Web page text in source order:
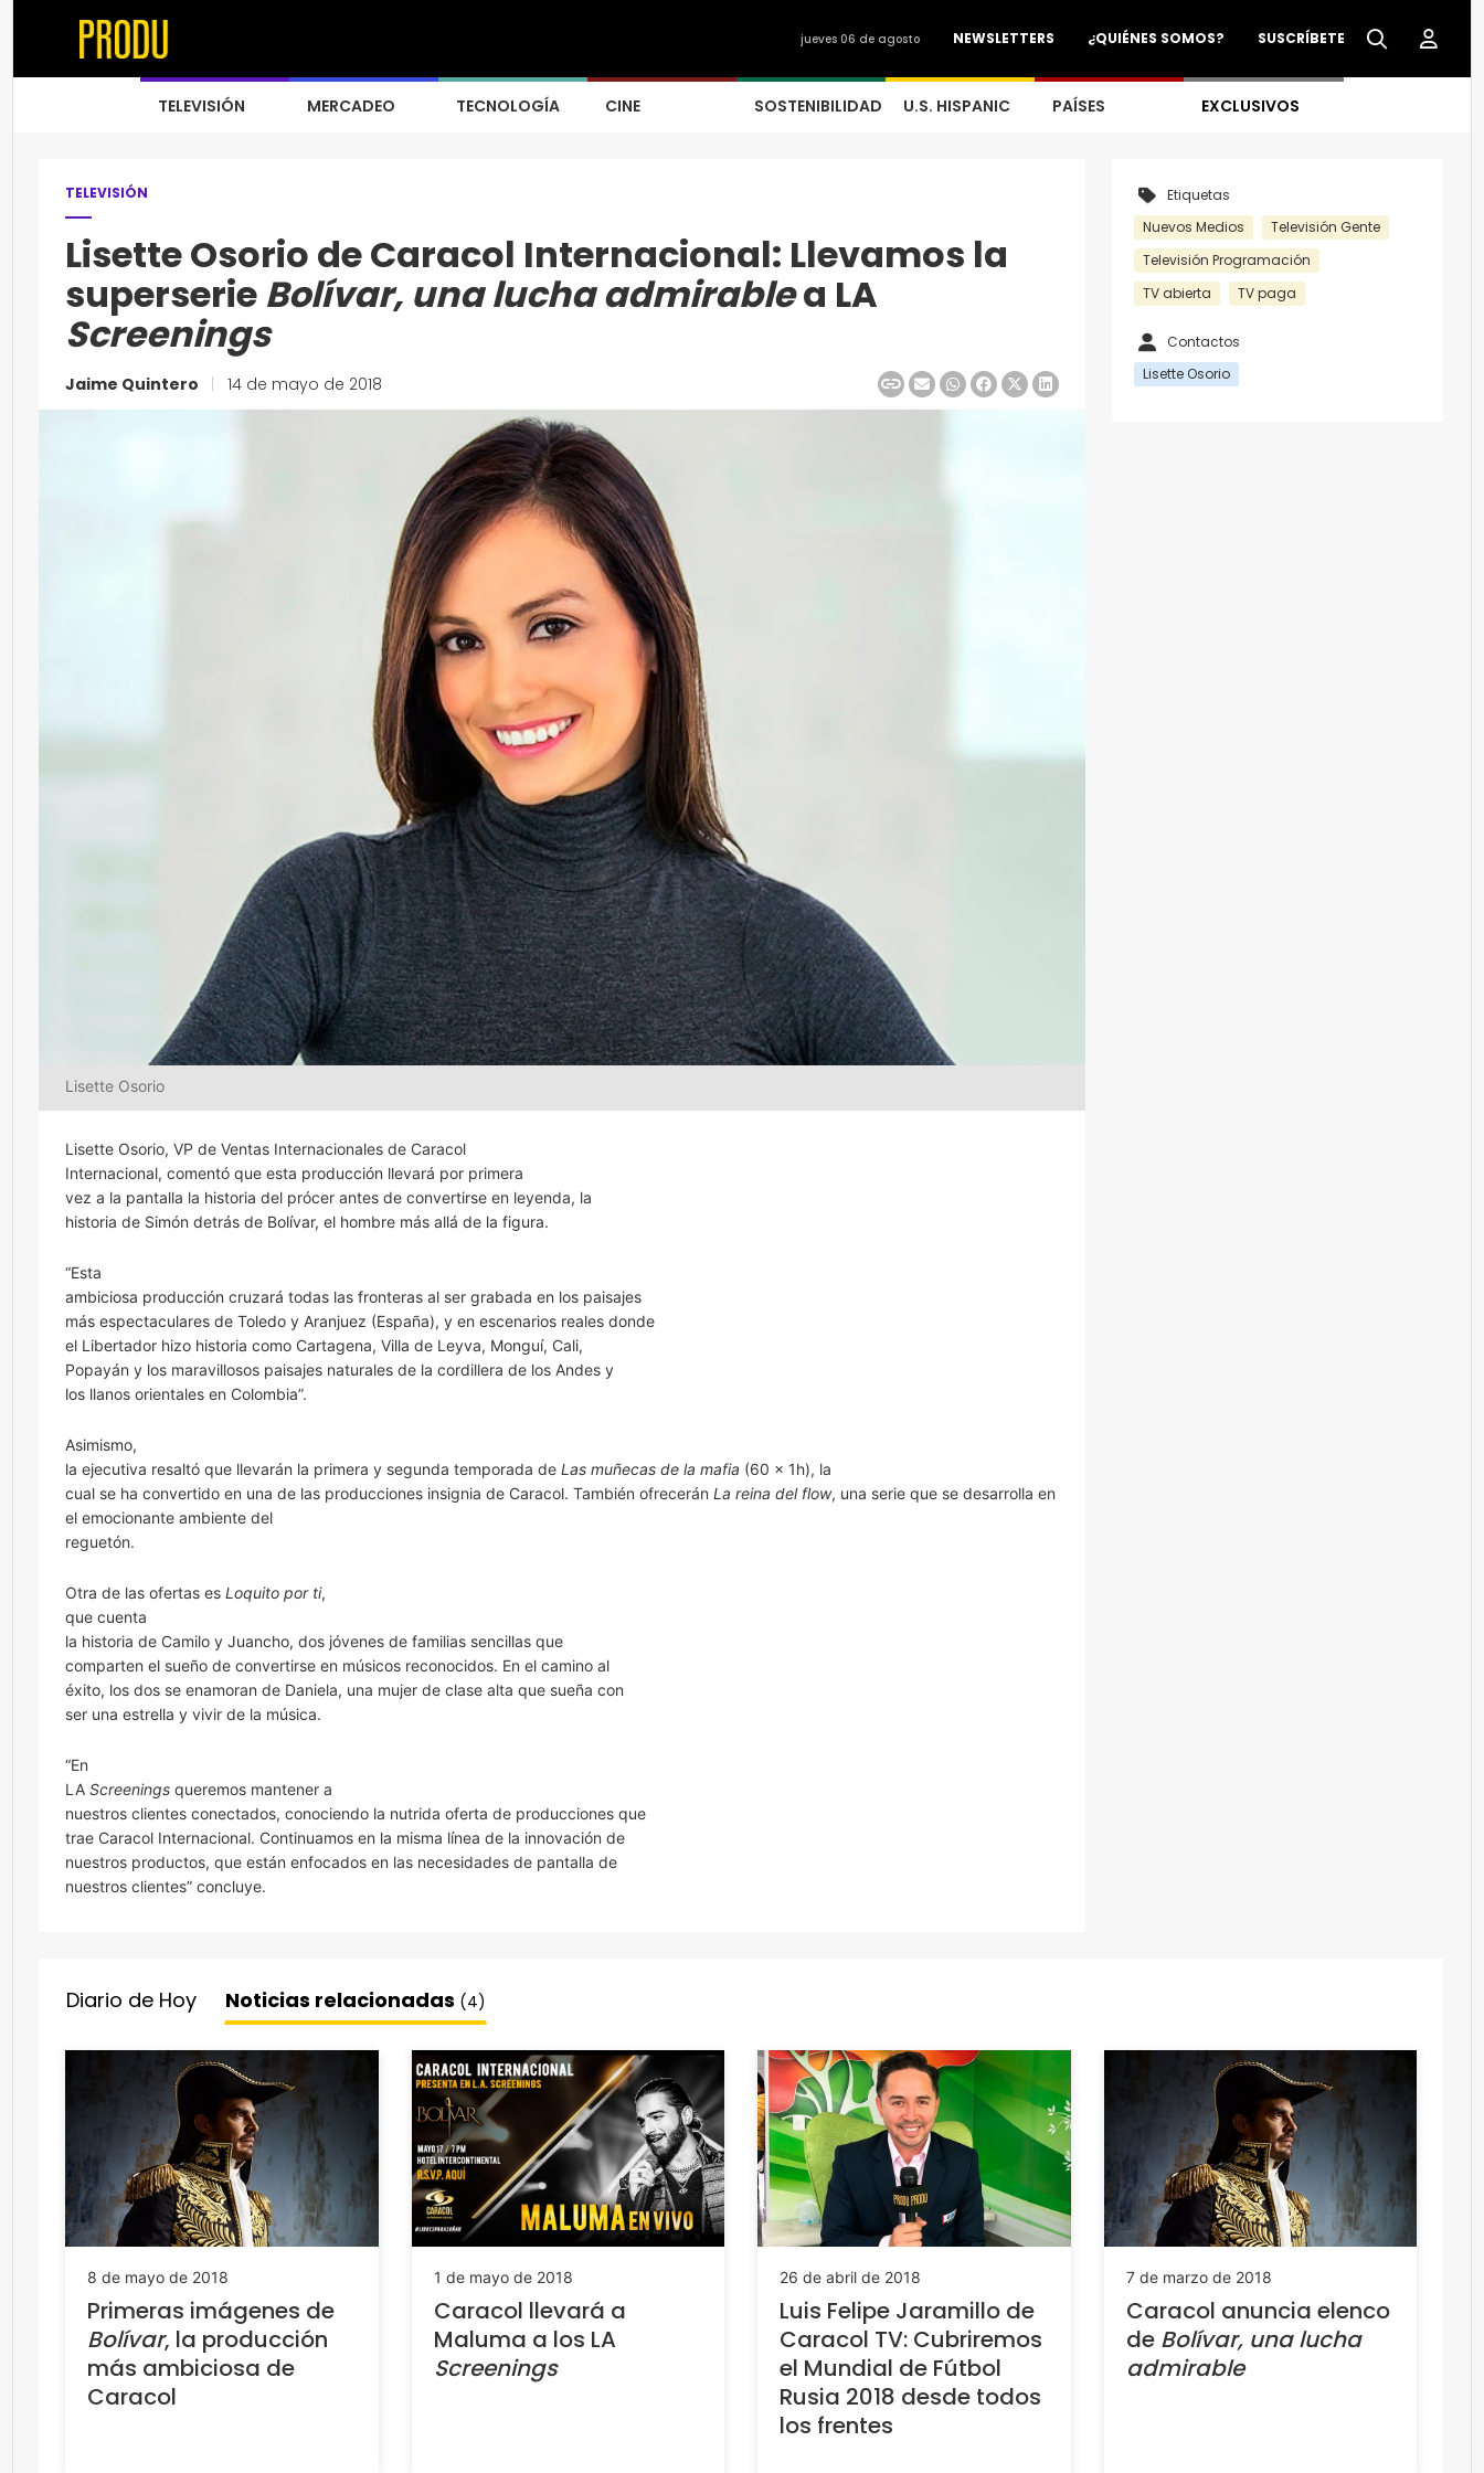
SUSCRÍBETE
¿QUIÉNES SOMOS?
NEWSLETTERS
jueves 06 de agosto
TELEVISIÓN MERCADEO TECNOLOGÍA CINE SOSTENIBILIDAD U.S. HISPANIC PAÍSES EXCLUSIVOS
TELEVISIÓN
Lisette Osorio de Caracol Internacional: Llevamos la
superserie Bolívar, una lucha admirablea LA
Screenings
Jaime Quintero 14 de mayo de 2018
Lisette Osorio
Lisette Osorio, VP de Ventas Internacionales de Caracol
Internacional, comentó que esta producción llevará por primera
vez a la pantalla la historia del prócer antes de convertirse en leyenda, la
historia de Simón detrás de Bolívar, el hombre más allá de la figura.
“Esta
ambiciosa producción cruzará todas las fronteras al ser grabada en los paisajes
más espectaculares de Toledo y Aranjuez (España), y en escenarios reales donde
el Libertador hizo historia como Cartagena, Villa de Leyva, Monguí, Cali,
Popayán y los maravillosos paisajes naturales de la cordillera de los Andes y
los llanos orientales en Colombia”.
Asimismo,
la ejecutiva resaltó que llevarán la primera y segunda temporada de Las muñecas de la mafia (60 x 1h), la
cual se ha convertido en una de las producciones insignia de Caracol. También ofrecerán La reina del flow, una serie que se desarrolla en
el emocionante ambiente del
reguetón.
Otra de las ofertas es Loquito por ti,
que cuenta
la historia de Camilo y Juancho, dos jóvenes de familias sencillas que
comparten el sueño de convertirse en músicos reconocidos. En el camino al
éxito, los dos se enamoran de Daniela, una mujer de clase alta que sueña con
ser una estrella y vivir de la música.
“En
LA Screenings queremos mantener a
nuestros clientes conectados, conociendo la nutrida oferta de producciones que
trae Caracol Internacional. Continuamos en la misma línea de la innovación de
nuestros productos, que están enfocados en las necesidades de pantalla de
nuestros clientes” concluye.
Etiquetas
Nuevos Medios
Televisión Gente
Televisión Programación
TV abierta
TV paga
Contactos
Lisette Osorio
Diario de Hoy Noticias relacionadas (4)
8 de mayo de 2018
Primeras imágenes de
Bolívar, la producción
más ambiciosa de
Caracol
1 de mayo de 2018
Caracol llevará a
Maluma a los LA
Screenings
26 de abril de 2018
Luis Felipe Jaramillo de
Caracol TV: Cubriremos
el Mundial de Fútbol
Rusia 2018 desde todos
los frentes
7 de marzo de 2018
Caracol anuncia elenco
de Bolívar, una lucha
admirable